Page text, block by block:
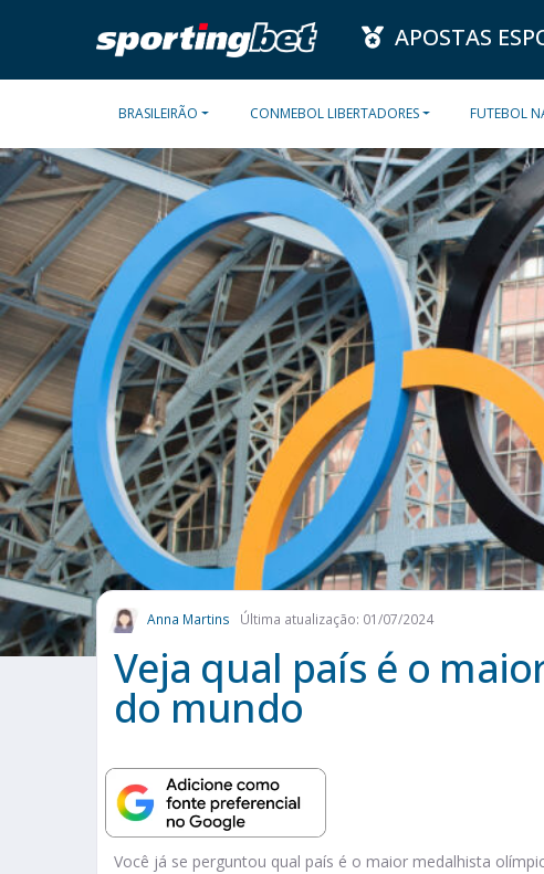
APOSTAS
BRASILEIRÃO CONMEBOL LIBERTADORES FUTEBOL
Anna Martins Última atualização: 01/07/2024
Veja qual país é o
do mundo
Você já se perguntou qual país é o maior medalhista